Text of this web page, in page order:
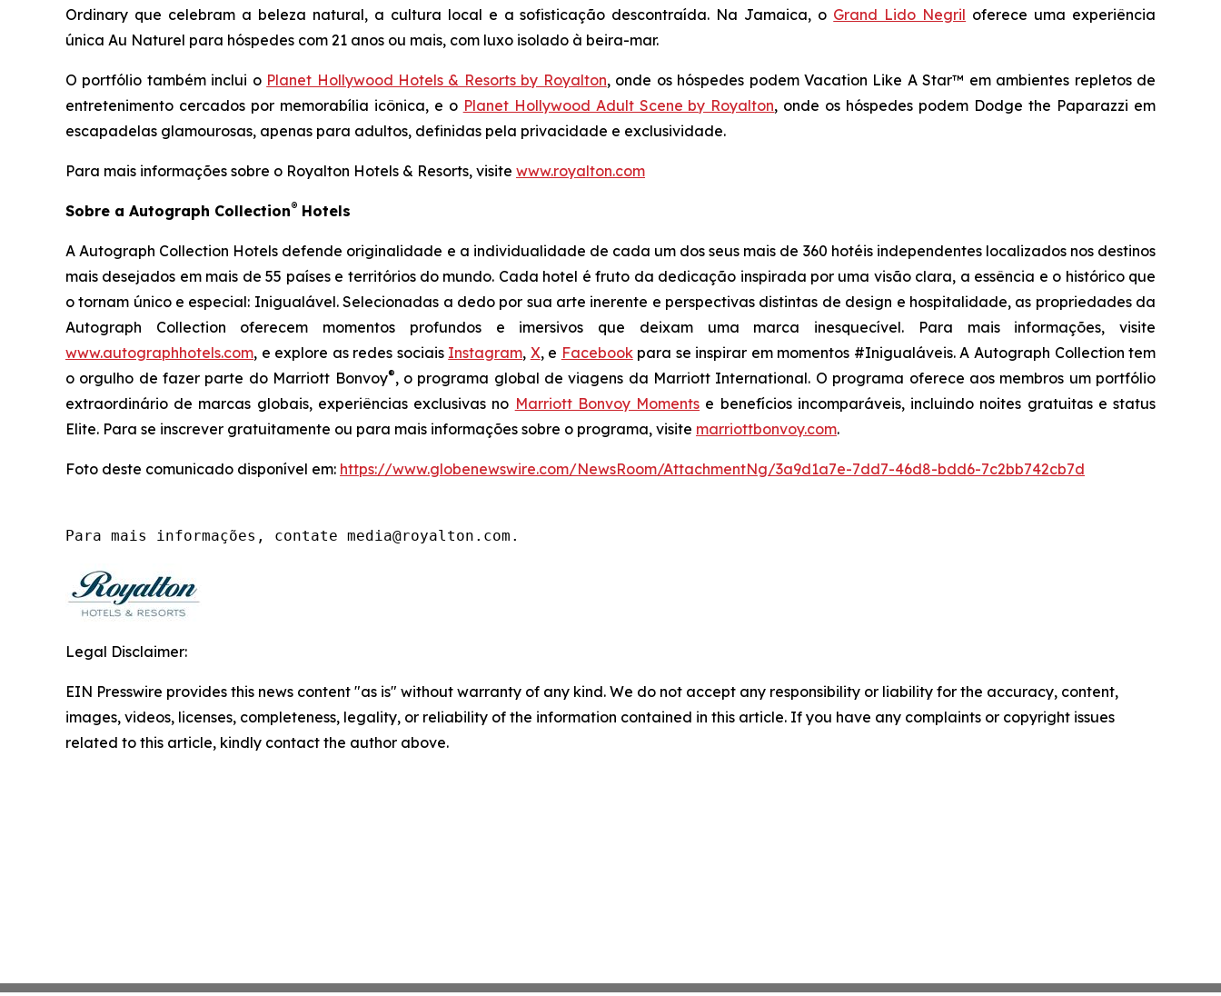
Ordinary que celebram a beleza natural, a cultura local e a sofisticação descontraída. Na Jamaica, o Grand Lido Negril oferece uma experiência
única Au Naturel para hóspedes com 21 anos ou mais, com luxo isolado à beira-mar.
O portfólio também inclui o Planet Hollywood Hotels & Resorts by Royalton, onde os hóspedes podem Vacation Like A Star™ em ambientes repletos de
entretenimento cercados por memorabília icônica, e o Planet Hollywood Adult Scene by Royalton, onde os hóspedes podem Dodge the Paparazzi em
escapadelas glamourosas, apenas para adultos, definidas pela privacidade e exclusividade.
Para mais informações sobre o Royalton Hotels & Resorts, visite www.royalton.com
Sobre a Autograph Collection® Hotels
A Autograph Collection Hotels defende originalidade e a individualidade de cada um dos seus mais de 360 hotéis independentes localizados nos destinos
mais desejados em mais de 55 países e territórios do mundo. Cada hotel é fruto da dedicação inspirada por uma visão clara, a essência e o histórico que
o tornam único e especial: Inigualável. Selecionadas a dedo por sua arte inerente e perspectivas distintas de design e hospitalidade, as propriedades da
Autograph Collection oferecem momentos profundos e imersivos que deixam uma marca inesquecível. Para mais informações, visite
www.autographhotels.com, e explore as redes sociais Instagram, X, e Facebookpara se inspirar em momentos #Inigualáveis. A Autograph Collection tem
o orgulho de fazer parte do Marriott Bonvoy®, o programa global de viagens da Marriott International. O programa oferece aos membros um portfólio
extraordinário de marcas globais, experiências exclusivas no Marriott Bonvoy Moments e benefícios incomparáveis, incluindo noites gratuitas e status
Elite. Para se inscrever gratuitamente ou para mais informações sobre o programa, visite marriottbonvoy.com.
Foto deste comunicado disponível em: https://www.globenewswire.com/NewsRoom/AttachmentNg/3a9d1a7e-7dd7-46d8-bdd6-7c2bb742cb7d
Para mais informações, contate media@royalton.com.
Legal Disclaimer:
EIN Presswire provides this news content "as is" without warranty of any kind. We do not accept any responsibility or liability for the accuracy, content,
images, videos, licenses, completeness, legality, or reliability of the information contained in this article. If you have any complaints or copyright issues
related to this article, kindly contact the author above.